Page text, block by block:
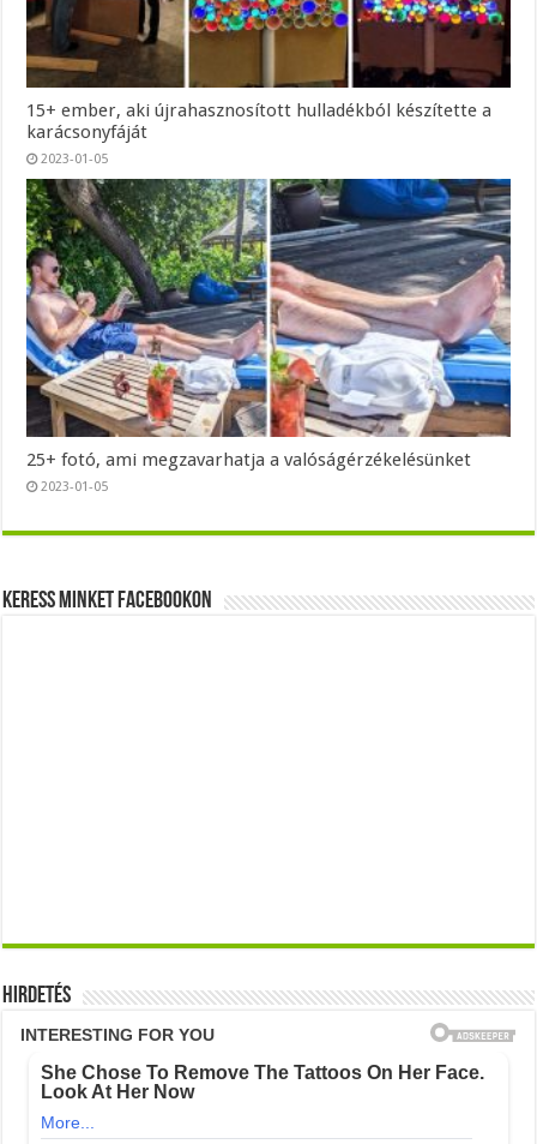
15+ ember, aki újrahasznosított hulladékból készítette a
karácsonyfáját
2023-01-05
25+ fotó, ami megzavarhatja a valóságérzékelésünket
2023-01-05
Keress minket Facebookon
Hirdetés